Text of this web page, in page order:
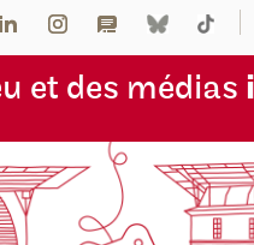
et des médias